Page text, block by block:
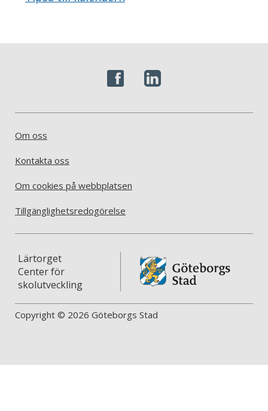
Om oss
Kontakta oss
Om cookies på webbplatsen
Tillgänglighetsredogörelse
Lärtorget
Center för
skolutveckling
Copyright © 2026 Göteborgs Stad